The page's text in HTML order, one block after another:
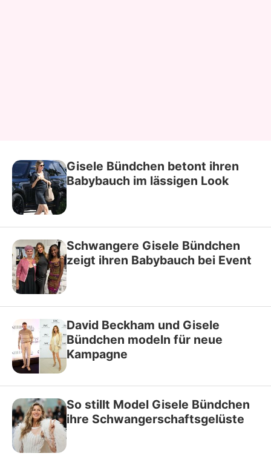
Gisele Bündchen betont ihren
Babybauch im lässigen Look
Schwangere Gisele Bündchen
zeigt ihren Babybauch bei Event
David Beckham und Gisele
Bündchen modeln für neue
Kampagne
So stillt Model Gisele Bündchen
ihre Schwangerschaftsgelüste